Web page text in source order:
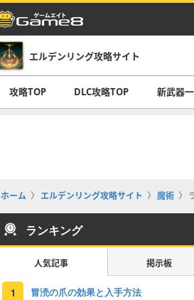
エルデンリング攻略サイト
攻略TOP DLC攻略TOP 新武器
ホーム エルデンリング攻略サイト 魔術
ランキング
人気記事 掲示板
1 冒涜の爪の効果と入手方法